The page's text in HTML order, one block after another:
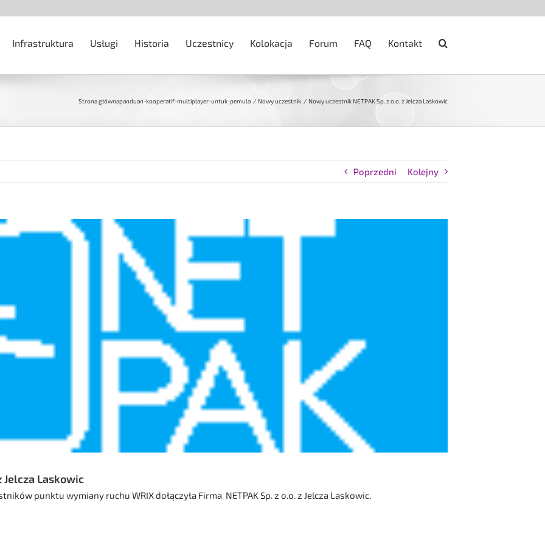
Infrastruktura Usługi Historia Uczestnicy Kolokacja Forum FAQ Kontakt
Strona głównapanduan-kooperatif-multiplayer-untuk-pemula Nowy uczestnik Nowy uczestnik NETPAK Sp. z o.o. z Jelcza Laskowic
Poprzedni Kolejny
Jelcza Laskowic
punktu wymiany ruchu WRIX dołączyła Firma NETPAK Sp. z o.o. z Jelcza Laskowic.